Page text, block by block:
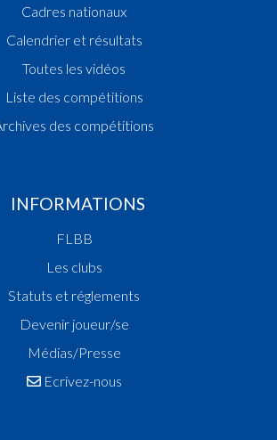
Cadres nationaux
Calendrier et résultats
Toutes les vidéos
Liste des compétitions
des compétitions
INFORMATIONS
FLBB
Les clubs
Statuts et réglements
Devenir joueur/se
Médias/Presse
Ecrivez-nous